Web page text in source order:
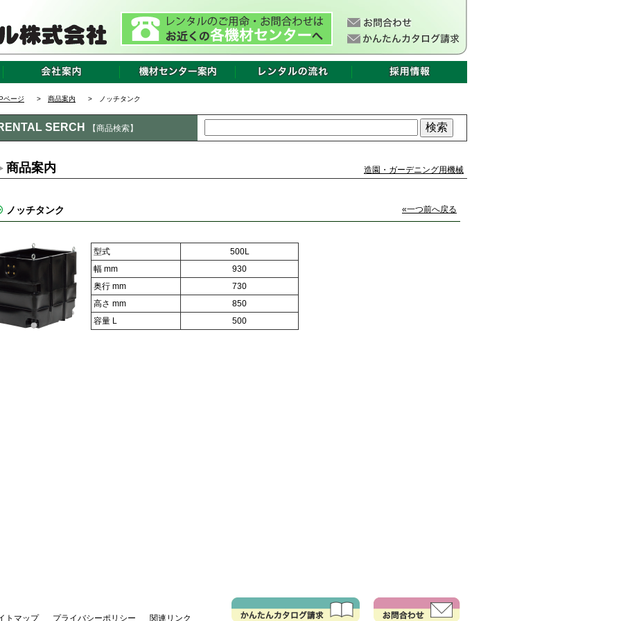
ページ > 商品案内 > ノッチタンク
SERCH 【商品検索】
商品案内 造園・ガーデニング用機械
ノッチタンク «一つ前へ戻る
型式
500L
幅 mm
930
奥行 mm
730
高さ mm
850
容量 L
500
トマップ プライバシーポリシー 関連リンク